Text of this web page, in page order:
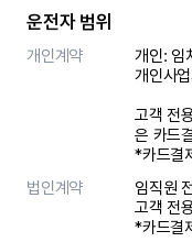
운전자 범위
개인계약
개인: 임
개인사
고객 전
은 카드
*카드결
법인계약
임직원
고객 전
*카드결